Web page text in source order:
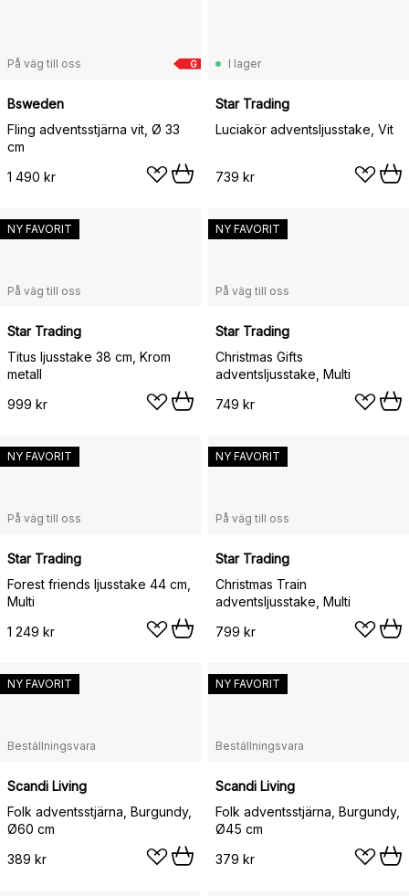
G
På väg till oss
Bsweden
Fling adventsstjärna vit, Ø 33
cm
1 490 kr
I lager
Star Trading
Luciakör adventsljusstake, Vit
739 kr
På väg till oss
Star Trading
Titus ljusstake 38 cm, Krom
metall
999 kr
NY FAVORIT
På väg till oss
Star Trading
Christmas Gifts
adventsljusstake, Multi
749 kr
NY FAVORIT
På väg till oss
Star Trading
Forest friends ljusstake 44 cm,
Multi
1 249 kr
NY FAVORIT
På väg till oss
Star Trading
Christmas Train
adventsljusstake, Multi
799 kr
NY FAVORIT
Beställningsvara
Scandi Living
Folk adventsstjärna, Burgundy,
Ø60 cm
389 kr
NY FAVORIT
Beställningsvara
Scandi Living
Folk adventsstjärna, Burgundy,
Ø45 cm
379 kr
NY FAVORIT